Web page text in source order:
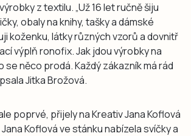
z textilu. „Už 16 let ručně šiju
obaly na knihy, tašky a dámské
koženku, látky různých vzorů a dovnitř
výplň ronofix. Jak jdou výrobky na
se něco prodá. Každý zákazník má rád
Jitka Brožová.
poprvé, přijely na Kreativ Jana Koflová
Koflová ve stánku nabízela svíčky a